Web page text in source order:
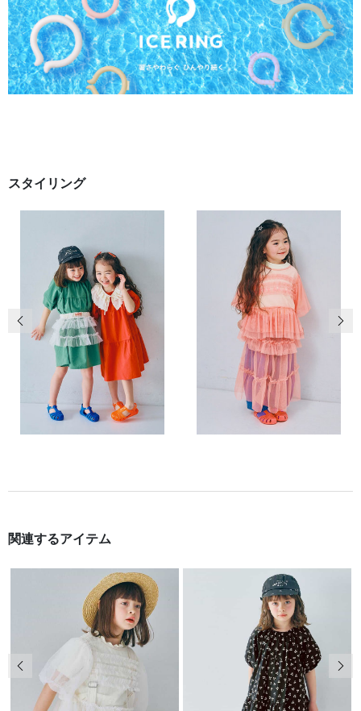
スタイリング
前の画像 次
関連するアイテム
前の画像 次